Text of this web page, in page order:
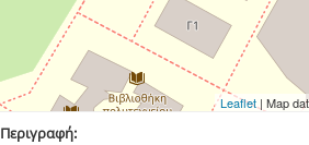
Leaflet| Map
Περιγραφή: